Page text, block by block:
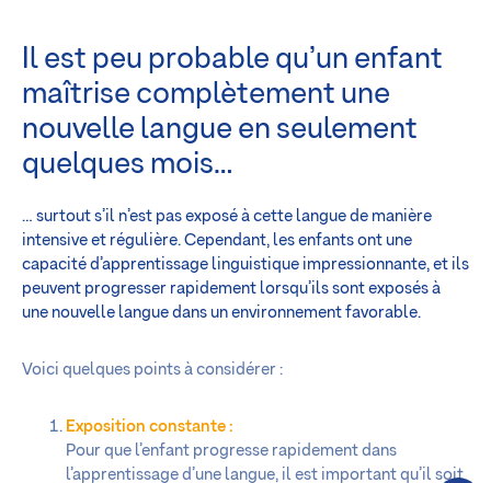
Il est peu probable qu’un enfant
maîtrise complètement une
nouvelle langue en seulement
quelques mois…
… surtout s’il n’est pas exposé à cette langue de manière
intensive et régulière. Cependant, les enfants ont une
capacité d’apprentissage linguistique impressionnante, et ils
peuvent progresser rapidement lorsqu’ils sont exposés à
une nouvelle langue dans un environnement favorable.
Voici quelques points à considérer :
Exposition constante :
Pour que l’enfant progresse rapidement dans
l’apprentissage d’une langue, il est important qu’il soit